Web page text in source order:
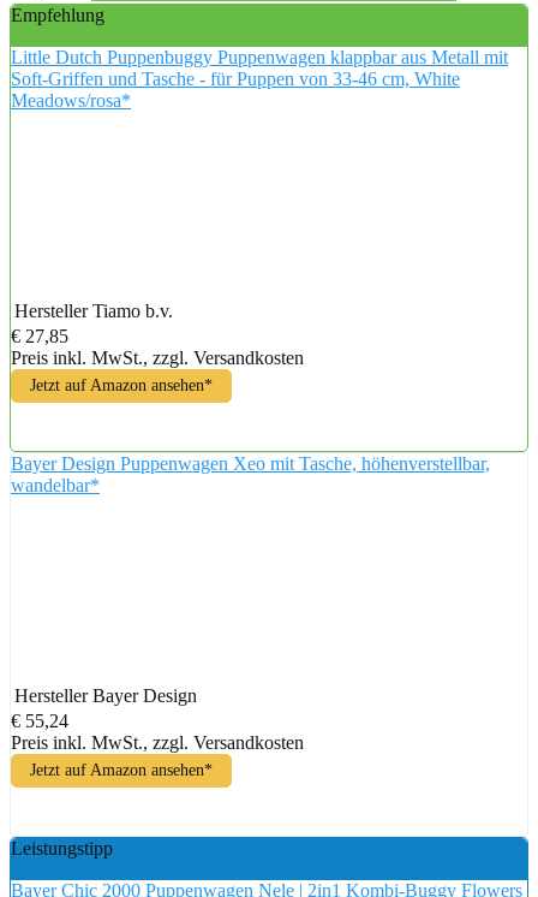
Empfehlung
Little Dutch Puppenbuggy Puppenwagen klappbar aus Metall mit
Soft-Griffen und Tasche - für Puppen von 33-46 cm, White
Meadows/rosa*
Hersteller Tiamo b.v.
€ 27,85
Preis inkl. MwSt., zzgl. Versandkosten
Jetzt auf Amazon ansehen*
Bayer Design Puppenwagen Xeo mit Tasche, höhenverstellbar,
wandelbar*
Hersteller Bayer Design
€ 55,24
Preis inkl. MwSt., zzgl. Versandkosten
Jetzt auf Amazon ansehen*
Leistungstipp
Bayer Chic 2000 Puppenwagen Nele | 2in1 Kombi-Buggy Flowers